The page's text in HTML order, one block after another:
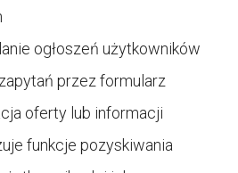
ogłoszeń użytkowników
przez formularz
oferty lub informacji
funkcje pozyskiwania